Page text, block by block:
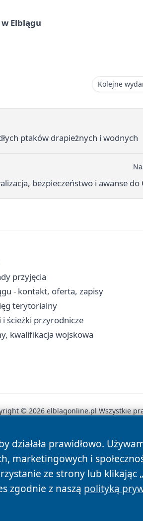
Elblągu
Kolejne
ptaków drapieżnych i wodnych
bezpieczeństwo i awanse do
przyjęcia
- kontakt, oferta, zapisy
terytorialny
ścieżki przyrodnicze
kwalifikacja wojskowa
działała prawidłowo.
marketingowych i
ze strony lub klikając
zgodnie z naszą polityką
© 2026 elblagonline.pl Wszystkie
Autorzy Polityka Prywatności